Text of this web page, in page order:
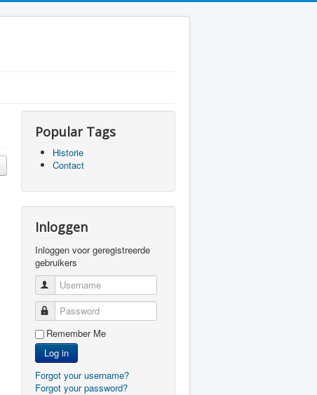
Popular Tags
Historie
Contact
Inloggen
Inloggen voor geregistreerde
gebruikers
Username
Password
Remember Me
Log in
Forgot your username?
Forgot your password?